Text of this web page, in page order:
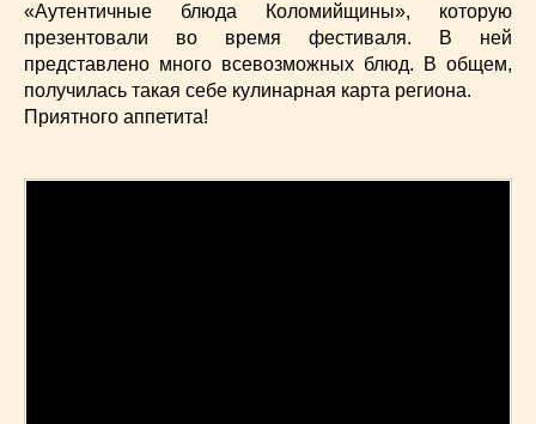
«Аутентичные блюда Коломийщины», которую
презентовали во время фестиваля. В ней
представлено много всевозможных блюд. В общем,
получилась такая себе кулинарная карта региона.
Приятного аппетита!